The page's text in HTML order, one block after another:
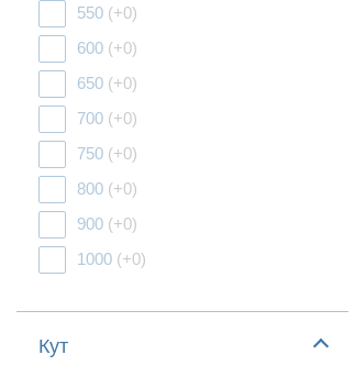
550 (+0)
600 (+0)
650 (+0)
700 (+0)
750 (+0)
800 (+0)
900 (+0)
1000 (+0)
Кут